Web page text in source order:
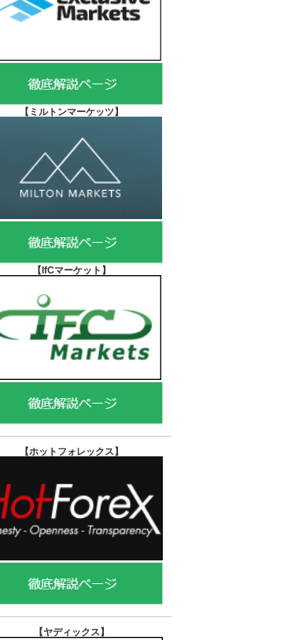
【 ミルトンマーケッツ】
【IfCマーケット 】
【ホットフォレックス 】
【ヤディックス 】